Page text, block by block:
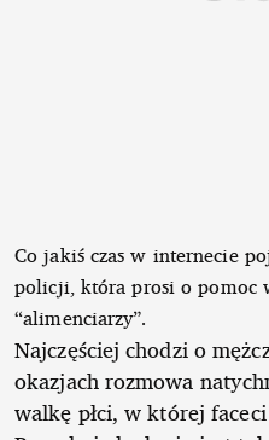
Co jakiś czas w internecie
policji, która prosi o pomoc
“alimenciarzy”.
Najczęściej chodzi o
okazjach rozmowa
walkę płci, w której